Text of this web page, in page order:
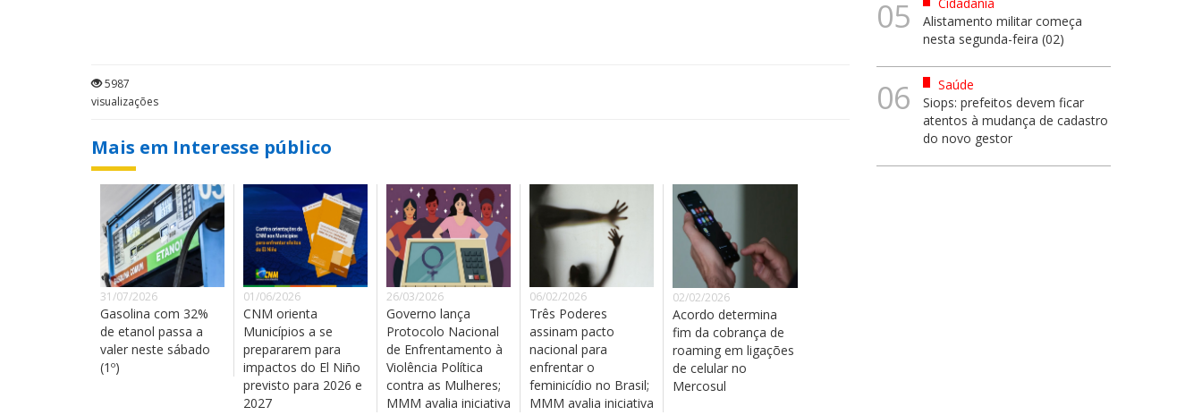
5987
visualizações
Mais em Interesse público
31/07/2026
Gasolina com 32%
de etanol passa a
valer neste sábado
(1º)
01/06/2026
CNM orienta
Municípios a se
prepararem para
impactos do El Niño
previsto para 2026 e
2027
26/03/2026
Governo lança
Protocolo Nacional
de Enfrentamento à
Violência Política
contra as Mulheres;
MMM avalia iniciativa
06/02/2026
Três Poderes
assinam pacto
nacional para
enfrentar o
feminicídio no Brasil;
MMM avalia iniciativa
02/02/2026
Acordo determina
fim da cobrança de
roaming em ligações
de celular no
Mercosul
05
Alistamento militar começa
nesta segunda-feira (02)
06
Saúde
Siops: prefeitos devem ficar
atentos à mudança de cadastro
do novo gestor